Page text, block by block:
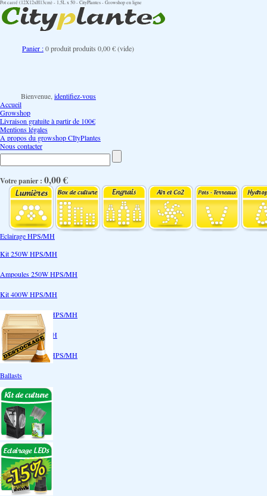
Pot carré (12X12xH13cm) - 1,5L x 50 - CityPlantes - Growshop en ligne
Panier :0produitproduits 0,00 €(vide)
Bienvenue, identifiez-vous
Accueil
Growshop
Livraison gratuite à partir de 100€
Mentions légales
A propos du growshop CItyPlantes
Nous contacter
Votre panier : 0,00 €
Eclairage HPS/MH
Kit 250W HPS/MH
Ampoules 250W HPS/MH
Kit 400W HPS/MH
Ampoules 400W HPS/MH
Kit 600W HPS/MH
Ampoules 600W HPS/MH
Ballasts
Réflecteurs
CoolTube
Accessoires
Eclairages LEDs
Eclairages ECO
Kits ECO